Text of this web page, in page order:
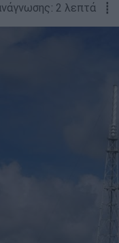
2 λεπτά ┋